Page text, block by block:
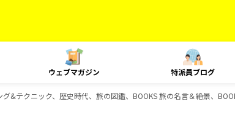
ウェブマガジン 特派員ブログ
グ&テクニック、歴史時代、旅の図鑑、BOOKS 旅の名言＆絶景、